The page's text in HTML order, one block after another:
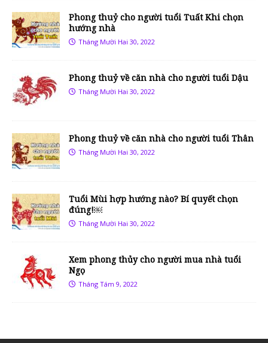
Phong thuỷ cho người tuổi Tuất Khi chọn
hướng nhà
Tháng Mười Hai 30, 2022
Phong thuỷ về căn nhà cho người tuổi Dậu
Tháng Mười Hai 30, 2022
Phong thuỷ về căn nhà cho người tuổi Thân
Tháng Mười Hai 30, 2022
Tuổi Mùi hợp hướng nào? Bí quyết chọn
đúng!￼
Tháng Mười Hai 30, 2022
Xem phong thủy cho người mua nhà tuổi
Ngọ
Tháng Tám 9, 2022